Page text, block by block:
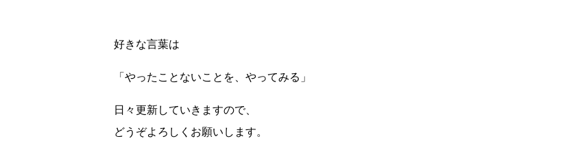
好きな言葉は
「やったことないことを、やってみる」
日々更新していきますので、
どうぞよろしくお願いします。